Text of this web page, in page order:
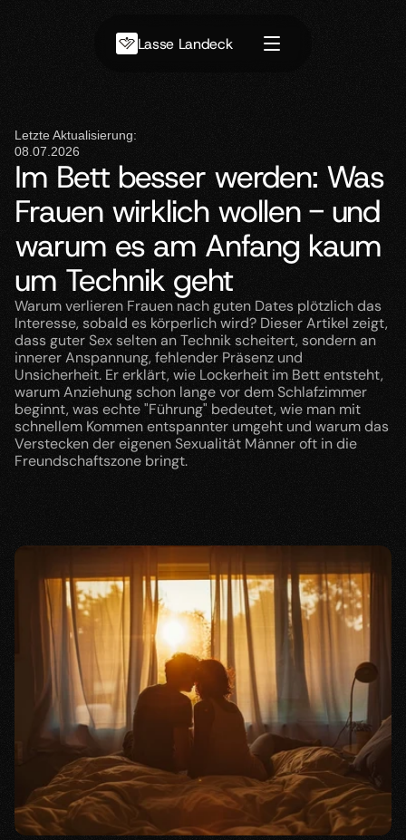
Lasse Landeck
Lasse Landeck
langjähriger Dating-Experte
Letzte Aktualisierung:
08.07.2026
Im Bett besser werden: Was
Frauen wirklich wollen - und
warum es am Anfang kaum
um Technik geht
Warum verlieren Frauen nach guten Dates plötzlich das
Interesse, sobald es körperlich wird? Dieser Artikel zeigt,
dass guter Sex selten an Technik scheitert, sondern an
innerer Anspannung, fehlender Präsenz und
Unsicherheit. Er erklärt, wie Lockerheit im Bett entsteht,
warum Anziehung schon lange vor dem Schlafzimmer
beginnt, was echte "Führung" bedeutet, wie man mit
schnellem Kommen entspannter umgeht und warum das
Verstecken der eigenen Sexualität Männer oft in die
Freundschaftszone bringt.